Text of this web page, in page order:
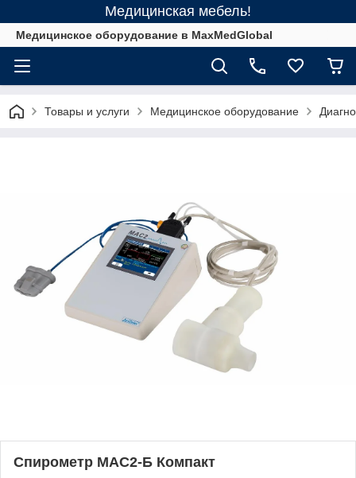
Медицинская мебель!
Медицинское оборудование в MaxMedGlobal
Товары и услуги Медицинское оборудование
Спирометр MAC2-Б Компакт